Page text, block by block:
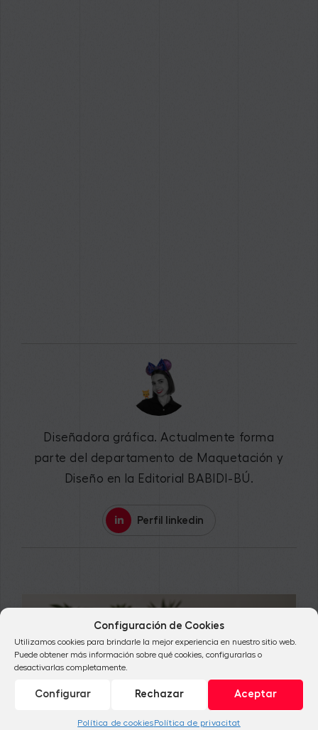
Configuración de Cookies
Utilizamos cookies para brindarle la mejor experiencia en nuestro sitio web.
Puede obtener más información sobre qué cookies, configurarlas o
desactivarlas completamente.
Aceptar
Rechazar
Configurar
Política de cookiesPolítica de privacitat
Diseñadora gráfica. Actualmente forma
parte del departamento de Maquetación y
Diseño en la Editorial BABIDI-BÚ.
Perfil linkedin